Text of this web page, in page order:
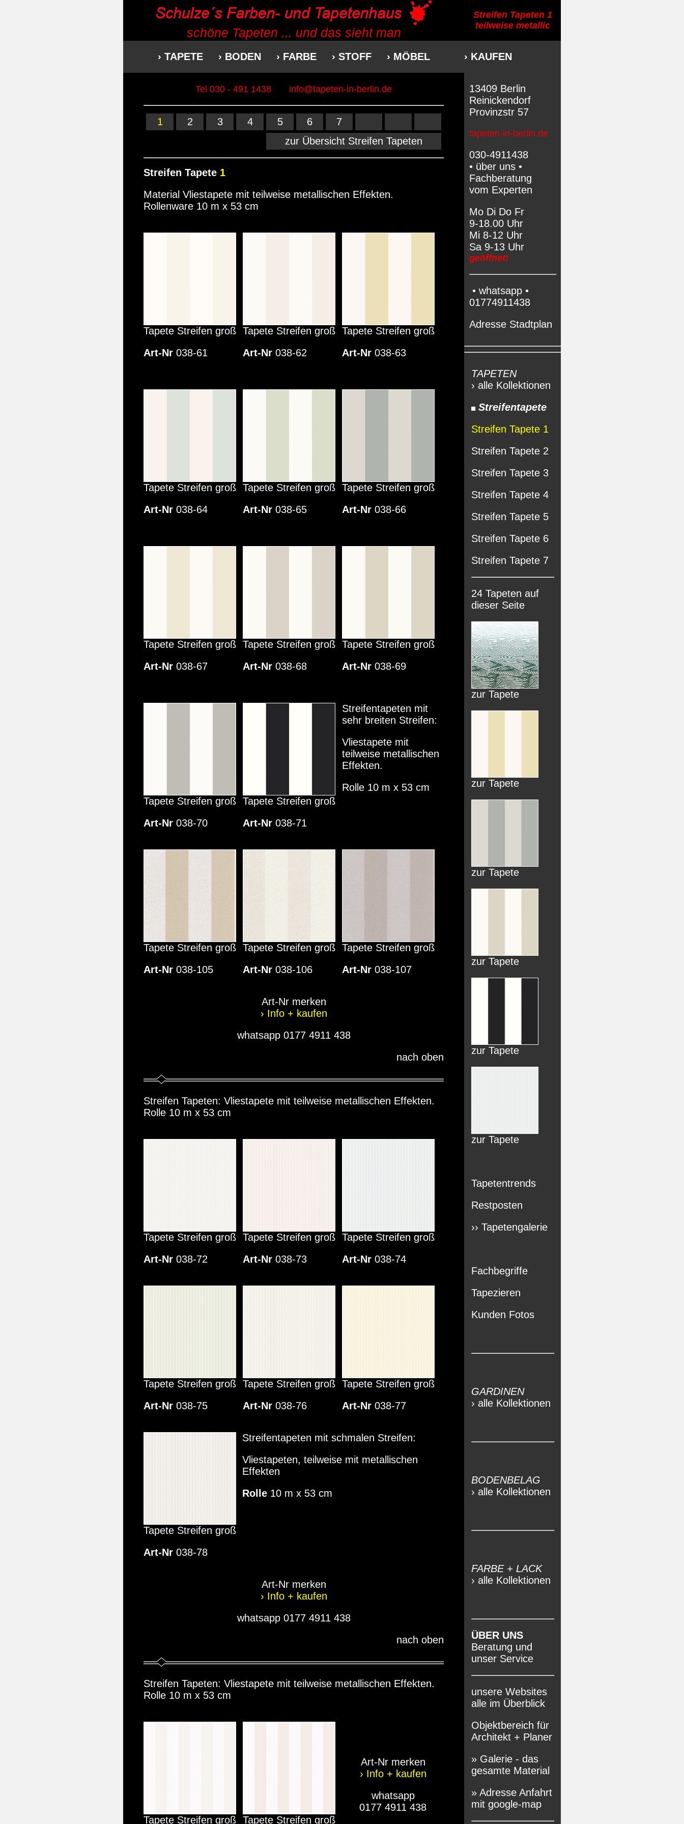
schöne Tapeten ... und das sieht man
Streifen Tapeten 1
teilweise metallic
› TAPETE › BODEN › FARBE › STOFF › MÖBEL › KAUFEN
Tel 030 - 491 1438 info@tapeten-in-berlin.de
1 2 3 4 5 6
7
zur Übersicht Streifen Tapeten
Streifen Tapete 1
Material Vliestapete mit teilweise metallischen Effekten.
Rollenware 10 m x 53 cm
Tapete Streifen groß
Art-Nr 038-61
Tapete Streifen groß
Art-Nr 038-62
Tapete Streifen groß
Art-Nr 038-63
Tapete Streifen groß
Art-Nr 038-64
Tapete Streifen groß
Art-Nr 038-65
Tapete Streifen groß
Art-Nr 038-66
Tapete Streifen groß
Art-Nr 038-67
Tapete Streifen groß
Art-Nr 038-68
Tapete Streifen groß
Art-Nr 038-69
Tapete Streifen groß
Art-Nr 038-70
Tapete Streifen groß
Art-Nr 038-71
Streifentapeten mit
sehr breiten Streifen:
Vliestapete mit
teilweise metallischen
Effekten.
Rolle 10 m x 53 cm
Tapete Streifen groß
Art-Nr 038-105
Tapete Streifen groß
Art-Nr 038-106
Tapete Streifen groß
Art-Nr 038-107
Art-Nr merken
› Info + kaufen
whatsapp 0177 4911 438
nach oben
Streifen Tapeten: Vliestapete mit teilweise metallischen Effekten.
Rolle 10 m x 53 cm
Tapete Streifen groß
Art-Nr 038-72
Tapete Streifen groß
Art-Nr 038-73
Tapete Streifen groß
Art-Nr 038-74
Tapete Streifen groß
Art-Nr 038-75
Tapete Streifen groß
Art-Nr 038-76
Tapete Streifen groß
Art-Nr 038-77
Tapete Streifen groß
Art-Nr 038-78
Streifentapeten mit schmalen Streifen:
Vliestapeten, teilweise mit metallischen
Effekten
Rolle 10 m x 53 cm
Art-Nr merken
› Info + kaufen
whatsapp 0177 4911 438
nach oben
Streifen Tapeten: Vliestapete mit teilweise metallischen Effekten.
Rolle 10 m x 53 cm
Tapete Streifen groß Tapete Streifen groß
Art-Nr merken
› Info + kaufen
whatsapp
0177 4911 438
13409 Berlin
Reinickendorf
Provinzstr 57
tapeten-in-berlin.de
030-4911438
• über uns •
Fachberatung
vom Experten
Mo Di Do Fr
9-18.00 Uhr
Mi 8-12 Uhr
Sa 9-13 Uhr
geöffnet!
• whatsapp •
01774911438
Adresse Stadtplan
TAPETEN
› alle Kollektionen
Streifentapete
Streifen Tapete 1
Streifen Tapete 2
Streifen Tapete 3
Streifen Tapete 4
Streifen Tapete 5
Streifen Tapete 6
Streifen Tapete 7
24 Tapeten auf
dieser Seite
zur Tapete
zur Tapete
zur Tapete
zur Tapete
zur Tapete
zur Tapete
Tapetentrends
Restposten
›› Tapetengalerie
Fachbegriffe
Tapezieren
Kunden Fotos
GARDINEN
› alle Kollektionen
BODENBELAG
› alle Kollektionen
FARBE + LACK
› alle Kollektionen
ÜBER UNS
Beratung und
unser Service
unsere Websites
alle im Überblick
Objektbereich für
Architekt + Planer
» Galerie - das
gesamte Material
» Adresse Anfahrt
mit google-map